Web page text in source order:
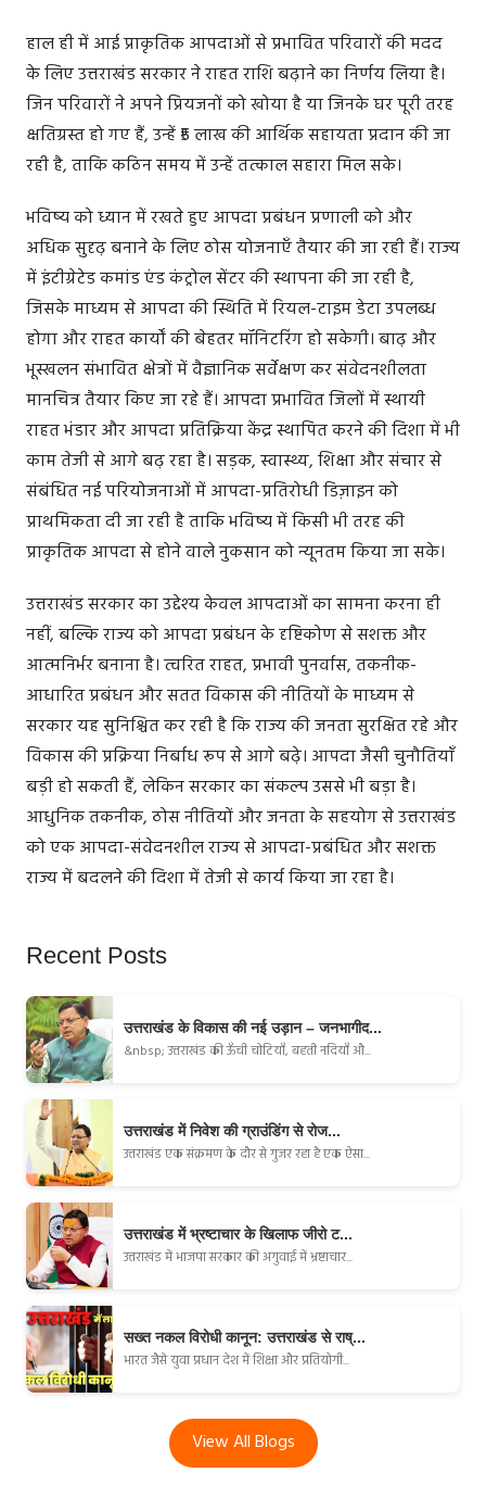
हाल ही में आई प्राकृतिक आपदाओं से प्रभावित परिवारों की मदद
के लिए उत्तराखंड सरकार ने राहत राशि बढ़ाने का निर्णय लिया है।
जिन परिवारों ने अपने प्रियजनों को खोया है या जिनके घर पूरी तरह
क्षतिग्रस्त हो गए हैं, उन्हें ₹5 लाख की आर्थिक सहायता प्रदान की जा
रही है, ताकि कठिन समय में उन्हें तत्काल सहारा मिल सके।
भविष्य को ध्यान में रखते हुए आपदा प्रबंधन प्रणाली को और
अधिक सुदृढ़ बनाने के लिए ठोस योजनाएँ तैयार की जा रही हैं। राज्य
में इंटीग्रेटेड कमांड एंड कंट्रोल सेंटर की स्थापना की जा रही है,
जिसके माध्यम से आपदा की स्थिति में रियल-टाइम डेटा उपलब्ध
होगा और राहत कार्यों की बेहतर मॉनिटरिंग हो सकेगी। बाढ़ और
भूस्खलन संभावित क्षेत्रों में वैज्ञानिक सर्वेक्षण कर संवेदनशीलता
मानचित्र तैयार किए जा रहे हैं। आपदा प्रभावित जिलों में स्थायी
राहत भंडार और आपदा प्रतिक्रिया केंद्र स्थापित करने की दिशा में भी
काम तेजी से आगे बढ़ रहा है। सड़क, स्वास्थ्य, शिक्षा और संचार से
संबंधित नई परियोजनाओं में आपदा-प्रतिरोधी डिज़ाइन को
प्राथमिकता दी जा रही है ताकि भविष्य में किसी भी तरह की
प्राकृतिक आपदा से होने वाले नुकसान को न्यूनतम किया जा सके।
उत्तराखंड सरकार का उद्देश्य केवल आपदाओं का सामना करना ही
नहीं, बल्कि राज्य को आपदा प्रबंधन के दृष्टिकोण से सशक्त और
आत्मनिर्भर बनाना है। त्वरित राहत, प्रभावी पुनर्वास, तकनीक-
आधारित प्रबंधन और सतत विकास की नीतियों के माध्यम से
सरकार यह सुनिश्चित कर रही है कि राज्य की जनता सुरक्षित रहे और
विकास की प्रक्रिया निर्बाध रूप से आगे बढ़े। आपदा जैसी चुनौतियाँ
बड़ी हो सकती हैं, लेकिन सरकार का संकल्प उससे भी बड़ा है।
आधुनिक तकनीक, ठोस नीतियों और जनता के सहयोग से उत्तराखंड
को एक आपदा-संवेदनशील राज्य से आपदा-प्रबंधित और सशक्त
राज्य में बदलने की दिशा में तेजी से कार्य किया जा रहा है।
Recent Posts
उत्तराखंड के विकास की नई उड़ान – जनभागीद...
&nbsp; उत्तराखंड की ऊँची चोटियाँ, बहती नदियाँ औ...
उत्तराखंड में निवेश की ग्राउंडिंग से रोज...
उत्तराखंड एक संक्रमण के दौर से गुजर रहा है एक ऐसा...
उत्तराखंड में भ्रष्टाचार के खिलाफ जीरो ट...
उत्तराखंड में भाजपा सरकार की अगुवाई में भ्रष्टाचार...
सख्त नकल विरोधी कानून: उत्तराखंड से राष्...
भारत जैसे युवा प्रधान देश में शिक्षा और प्रतियोगी...
View All Blogs